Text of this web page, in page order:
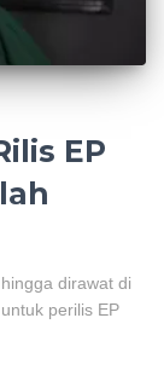
EP
dirawat di
perilis EP